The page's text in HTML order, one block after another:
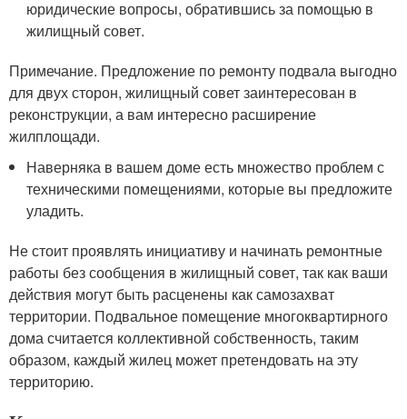
юридические вопросы, обратившись за помощью в
жилищный совет.
Примечание. Предложение по ремонту подвала выгодно
для двух сторон, жилищный совет заинтересован в
реконструкции, а вам интересно расширение
жилплощади.
Наверняка в вашем доме есть множество проблем с
техническими помещениями, которые вы предложите
уладить.
Не стоит проявлять инициативу и начинать ремонтные
работы без сообщения в жилищный совет, так как ваши
действия могут быть расценены как самозахват
территории. Подвальное помещение многоквартирного
дома считается коллективной собственность, таким
образом, каждый жилец может претендовать на эту
территорию.